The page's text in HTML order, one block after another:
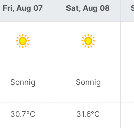
Fri, Aug 07
Sonnig
30.7°C
Sat, Aug 08
Sonnig
31.6°C